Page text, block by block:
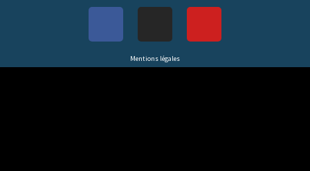
Mentions légales